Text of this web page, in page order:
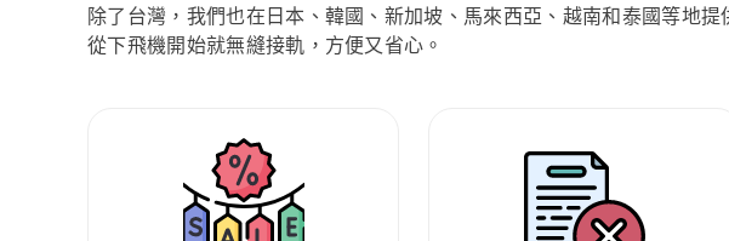
除了台灣，我們也在日本、韓國、新加坡、馬來西亞、越南和泰國等地
從下飛機開始就無縫接軌，方便又省心。